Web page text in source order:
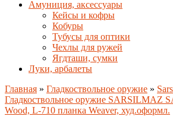
Амуниция, аксессуары
Кейсы и кофры
Кобуры
Тубусы для оптики
Чехлы для ружей
Ягдташи, сумки
Луки, арбалеты
Главная » Гладкоствольное оружие »
Гладкоствольное оружие SARSILMAZ
Wood, L-710 планка Weaver, худ.оформл.